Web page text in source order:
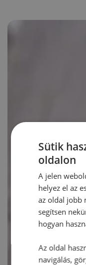
Sütik
oldalon
A jelen
helyez el az
az oldal jobb
segítsen
hogyan
Az oldal
navigálás,